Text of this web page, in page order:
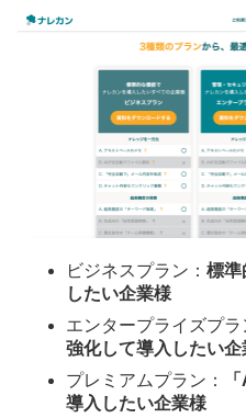
ビジネスプラン： 標準
したい企業様
エンタープライズプラ
強化して導入したい企
プレミアムプラン：
導入したい企業様